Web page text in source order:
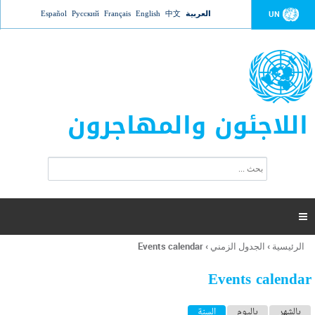
Jump to navigation UN العربية 中文
English
Français
Русский
Español
اللاجئون والمهاجرون
ت
ر
ل
ح
ب

أنت
هنا
الرئيسية › الجدول الزمني ›
Events calendar
Events calendar